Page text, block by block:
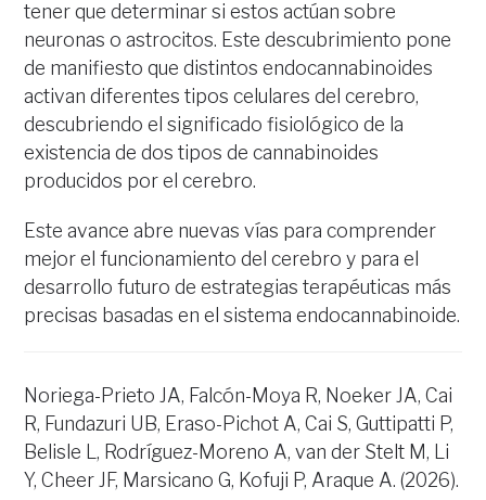
tener que determinar si estos actúan sobre
neuronas o astrocitos. Este descubrimiento pone
de manifiesto que distintos endocannabinoides
activan diferentes tipos celulares del cerebro,
descubriendo el significado fisiológico de la
existencia de dos tipos de cannabinoides
producidos por el cerebro.
Este avance abre nuevas vías para comprender
mejor el funcionamiento del cerebro y para el
desarrollo futuro de estrategias terapéuticas más
precisas basadas en el sistema endocannabinoide.
Noriega-Prieto JA, Falcón-Moya R, Noeker JA, Cai
R, Fundazuri UB, Eraso-Pichot A, Cai S, Guttipatti P,
Belisle L, Rodríguez-Moreno A, van der Stelt M, Li
Y, Cheer JF, Marsicano G, Kofuji P, Araque A. (2026).